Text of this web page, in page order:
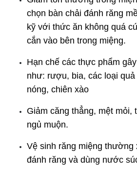
chọn bàn chải đánh răng
kỹ với thức ăn không quá
cắn vào bên trong miệng.
Hạn chế các thực phẩm
như: rượu, bia, các loại
nóng, chiên xào
Giảm căng thẳng, mệt mỏi,
ngủ muộn.
Vệ sinh răng miệng thường
đánh răng và dùng nước